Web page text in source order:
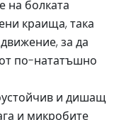
на болката
краища, така
за да
по-нататъшно
и дишащ
и микробите